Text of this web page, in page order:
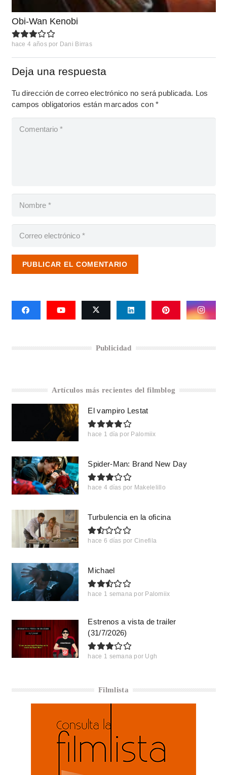
Obi-Wan Kenobi
hace 4 años por Dani Birras
Deja una respuesta
Tu dirección de correo electrónico no será publicada. Los
campos obligatorios están marcados con*
PUBLICAR EL COMENTARIO
Publicidad
Artículos más recientes del filmblog
El vampiro Lestat
hace 1 día por Palomiix
Spider-Man: Brand New Day
hace 4 días por Makelelillo
Turbulencia en la oficina
hace 6 días por Cinefila
Michael
hace 1 semana por Palomiix
Estrenos a vista de trailer
(31/7/2026)
hace 1 semana por Ugh
Filmlista